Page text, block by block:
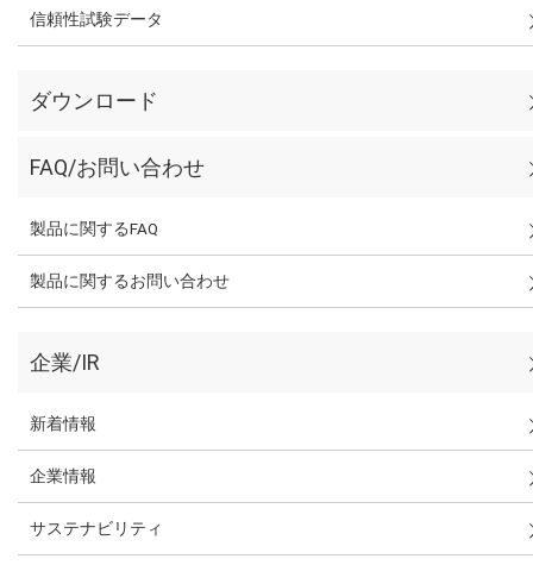
信頼性試験データ
ダウンロード
FAQ/お問い合わせ
製品に関するFAQ
製品に関するお問い合わせ
企業/IR
新着情報
企業情報
サステナビリティ